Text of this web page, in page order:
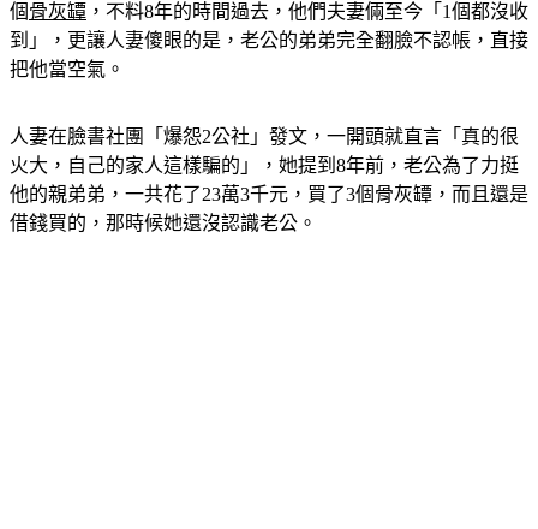
為了要幫親弟弟做業績，不惜借錢一共花了23萬多元，買了3
個 骨灰罈，不料8年的時間過去，他們夫妻倆至今「1個都沒收
到」，更讓人妻傻眼的是，老公的弟弟完全翻臉不認帳，直接
人妻在臉書社團「爆怨2公社」發文，一開頭就直言「真的很
火大，自己的家人這樣騙的」，她提到8年前，老公為了力挺
他的親弟弟，一共花了23萬3千元，買了3個骨灰罈，而且還是